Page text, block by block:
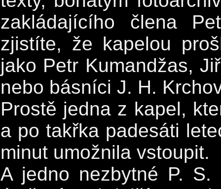
zakládajícího člena
zjistíte, že kapelou
jako Petr Kumandžas,
nebo básníci J. H.
Prostě jedna z kapel,
a po takřka padesáti
minut umožnila vstoupit.
A jedno nezbytné P.